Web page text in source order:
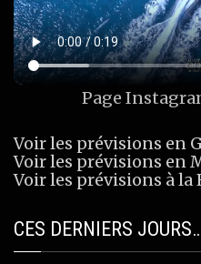
Page
Voir les prévisions en
Voir les prévisions en
Voir les prévisions à la
CES DERNIERS